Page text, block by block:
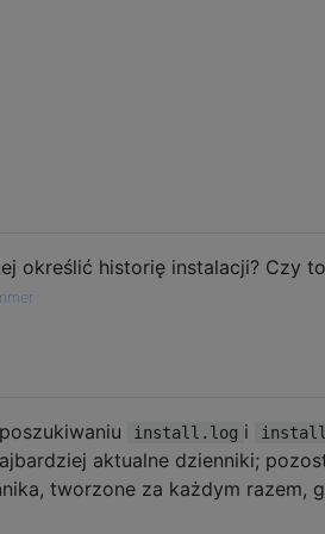
określić historię instalacji? Czy
install.log i
aktualne dzienniki;
tworzone za każdym razem,